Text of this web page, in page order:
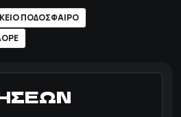
ΠΟΔΟΣΦΑΙΡΟ